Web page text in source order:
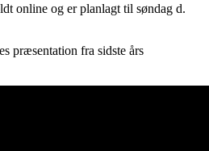
online og er planlagt til søndag d.
præsentation fra sidste års